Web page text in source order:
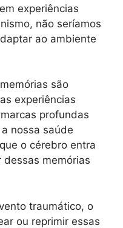
experiências
não seríamos
ao ambiente
são
experiências
profundas
nossa saúde
o cérebro entra
dessas memórias
traumático, o
ou reprimir essas